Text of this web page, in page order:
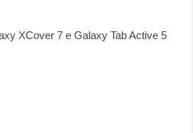
XCover 7 e Galaxy Tab Active 5